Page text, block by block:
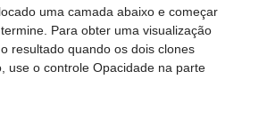
uma camada abaixo e começar
Para obter uma visualização
resultado quando os dois clones
use o controle Opacidade na parte